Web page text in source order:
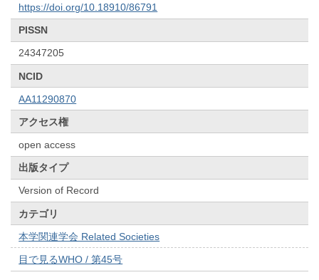
https://doi.org/10.18910/86791
PISSN
24347205
NCID
AA11290870
アクセス権
open access
出版タイプ
Version of Record
カテゴリ
本学関連学会 Related Societies
目で見るWHO / 第45号